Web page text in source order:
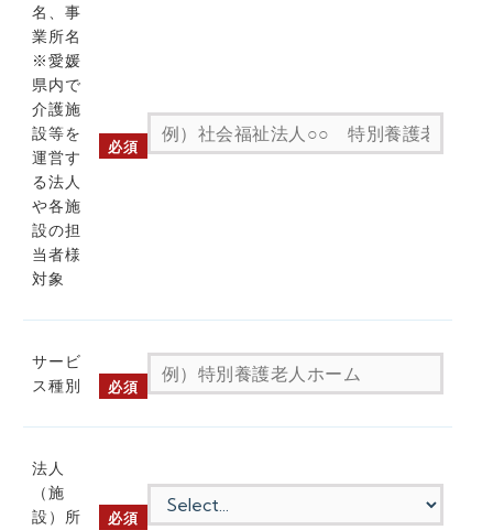
名、事
業所名
必須
※愛媛
県内で
介護施
設等を
運営す
る法人
や各施
設の担
当者様
対象
サービ
ス種別
必須
法人
（施
設）所
必須